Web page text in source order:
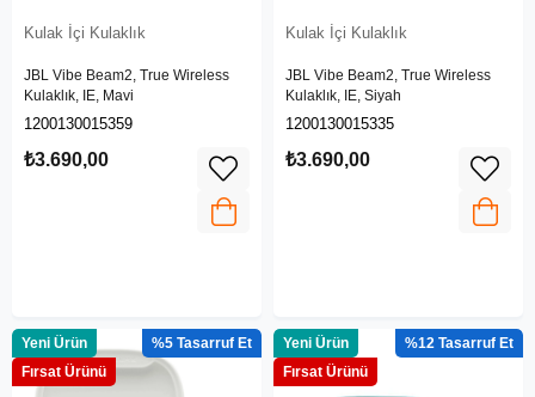
Kulak İçi Kulaklık
JBL Vibe Beam2, True Wireless
Kulaklık, IE, Mavi
1200130015359
₺3.690,00
Kulak İçi Kulaklık
JBL Vibe Beam2, True Wireless
Kulaklık, IE, Siyah
1200130015335
₺3.690,00
Yeni Ürün
Fırsat Ürünü
%5
Yeni Ürün
Fırsat Ürünü
%12